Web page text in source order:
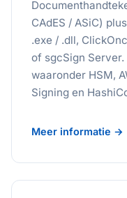
CAdES / ASiC)
.exe / .dll,
of sgcSign
waaronder HSM,
Signing en
Meer informatie →